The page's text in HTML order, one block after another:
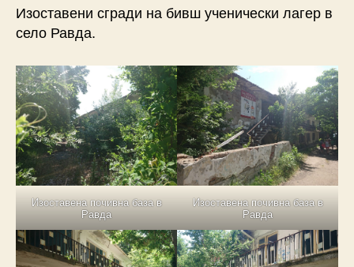
Изоставени сгради на бивш ученически лагер в
село Равда.
Изоставена почивна база в
Равда
Изоставена почивна база в
Равда